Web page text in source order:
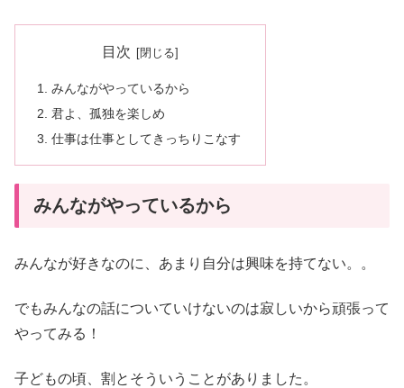
目次
みんながやっているから
君よ、孤独を楽しめ
仕事は仕事としてきっちりこなす
みんながやっているから
みんなが好きなのに、あまり自分は興味を持てない。。
でもみんなの話についていけないのは寂しいから頑張って
やってみる！
子どもの頃、割とそういうことがありました。